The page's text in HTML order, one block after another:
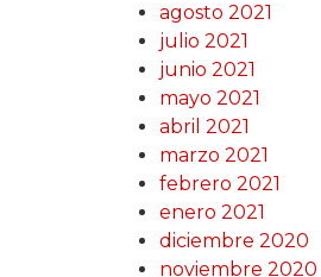
agosto 2021
julio 2021
junio 2021
mayo 2021
abril 2021
marzo 2021
febrero 2021
enero 2021
diciembre 2020
noviembre 2020